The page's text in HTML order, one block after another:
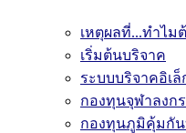
เหตุผลที่...ทำไม
เริ่มต้นบริจาค
ระบบบริจาคอิเ
กองทุนจุฬาลง
กองทุนภูมิคุ้มกัน